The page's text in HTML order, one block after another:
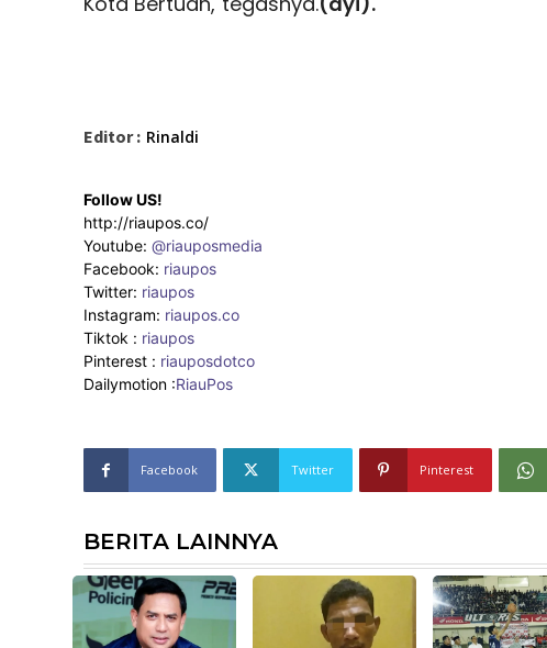
Editor : Rinaldi
Follow US!
http://riaupos.co/
Youtube: @riauposmedia
Facebook: riaupos
Twitter: riaupos
Instagram: riaupos.co
Tiktok : riaupos
Pinterest : riauposdotco
Dailymotion :RiauPos
Facebook Twitter Pinterest
BERITA LAINNYA